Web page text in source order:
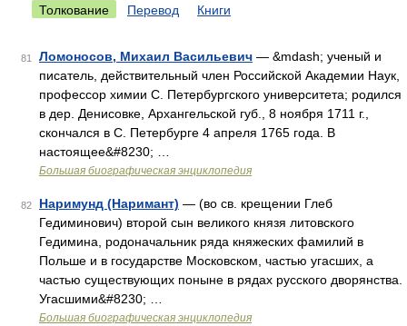
Толкование Перевод Книги
81 Ломоносов, Михаил Васильевич — &mdash; ученый и
писатель, действительный член Российской Академии Наук,
профессор химии С. Петербургского университета; родился
в дер. Денисовке, Архангельской губ., 8 ноября 1711 г.,
скончался в С. Петербурге 4 апреля 1765 года. В
настоящее&#8230; …
Большая биографическая энциклопедия
82 Наримунд (Наримант) — (во св. крещении Глеб
Гедиминович) второй сын великого князя литовского
Гедимина, родоначальник ряда княжеских фамилий в
Польше и в государстве Московском, частью угасших, а
частью существующих поныне в рядах русского дворянства.
Угасшими&#8230; …
Большая биографическая энциклопедия